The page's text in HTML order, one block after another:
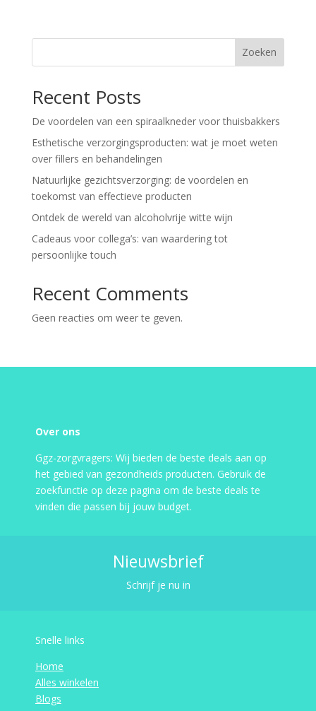
Zoeken
Recent Posts
De voordelen van een spiraalkneder voor thuisbakkers
Esthetische verzorgingsproducten: wat je moet weten
over fillers en behandelingen
Natuurlijke gezichtsverzorging: de voordelen en
toekomst van effectieve producten
Ontdek de wereld van alcoholvrije witte wijn
Cadeaus voor collega’s: van waardering tot
persoonlijke touch
Recent Comments
Geen reacties om weer te geven.
Over ons
Ggz-zorgvragers: Wij bieden de beste deals aan op
het gebied van gezondheids producten. Gebruik de
zoekfunctie op deze pagina om de beste deals te
vinden die passen bij jouw budget.
Nieuwsbrief
Schrijf je nu in
Snelle links
Home
Alles winkelen
Blogs